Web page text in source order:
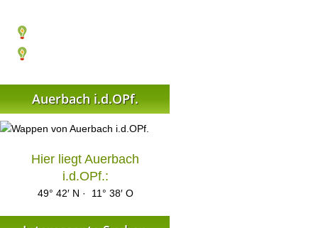
Auerbach i.d.OPf.
Hier liegt Auerbach
i.d.OPf.:
49° 42′ N · 11° 38′ O